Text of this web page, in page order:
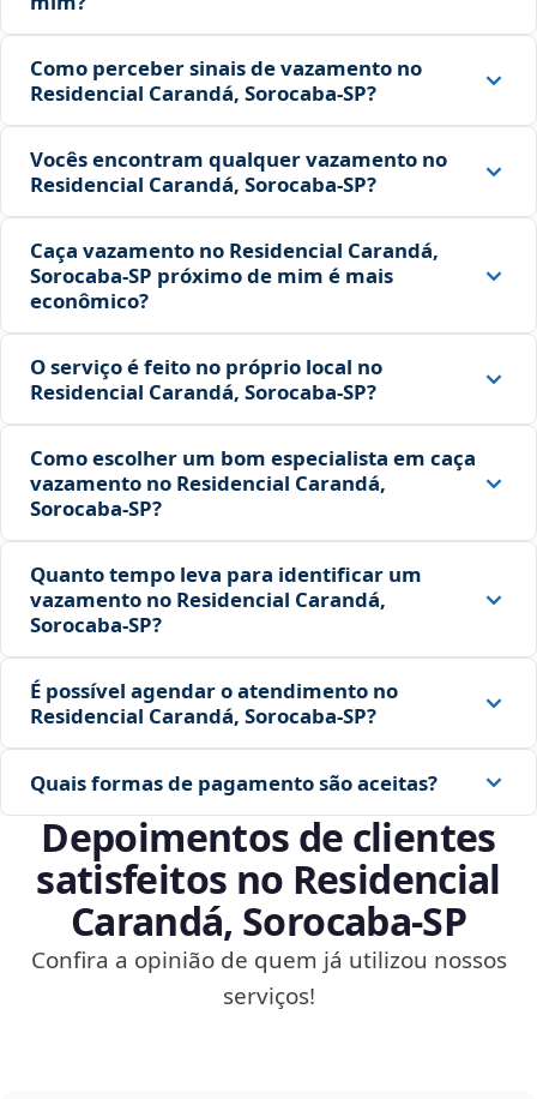
Como perceber sinais de vazamento no
Residencial Carandá, Sorocaba‑SP?
Vocês encontram qualquer vazamento no
Residencial Carandá, Sorocaba‑SP?
Caça vazamento no Residencial Carandá,
Sorocaba‑SP próximo de mim é mais
econômico?
O serviço é feito no próprio local no
Residencial Carandá, Sorocaba‑SP?
Como escolher um bom especialista em caça
vazamento no Residencial Carandá,
Sorocaba‑SP?
Quanto tempo leva para identificar um
vazamento no Residencial Carandá,
Sorocaba‑SP?
É possível agendar o atendimento no
Residencial Carandá, Sorocaba‑SP?
Quais formas de pagamento são aceitas?
Depoimentos de clientes
satisfeitos no Residencial
Carandá, Sorocaba‑SP
Confira a opinião de quem já utilizou nossos
serviços!